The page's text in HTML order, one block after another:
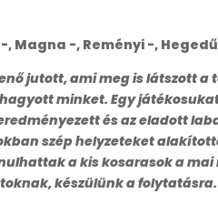
-, Magna -, Reményi -,
jutott, ami meg is látszott
minket. Egy
és az eladott
szép helyzeteket
a kis kosarasok a mai
készülünk a